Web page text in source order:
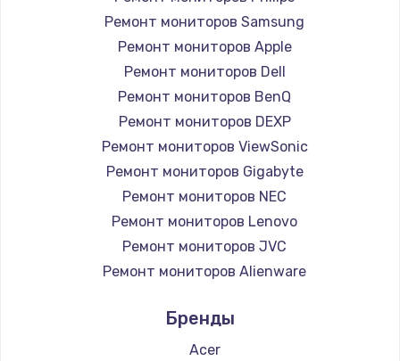
Заказать
Ремонт петель крышки
990 руб.
Заказать
Настройка Wi-Fi
1030 руб.
Заказать
Замена шим-контроллера
3900 руб.
Ремонт мониторов Samsung
Ремонт мониторов Apple
Ремонт мониторов Dell
Ремонт мониторов BenQ
Ремонт мониторов DEXP
Ремонт мониторов ViewSonic
Ремонт мониторов Gigabyte
Ремонт мониторов NEC
Ремонт мониторов Lenovo
Ремонт мониторов JVC
Ремонт мониторов Alienware
Ремонт мониторов Thunderobot
Ремонт мониторов Hisense
Бренды
Acer